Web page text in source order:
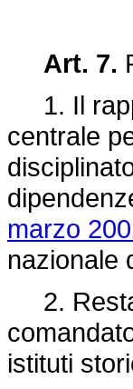
Art. 7.
1. Il
centrale
marzo
nazionale
2.
istituti